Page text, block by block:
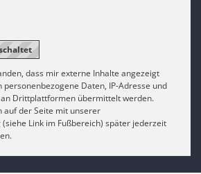
dass mir externe Inhalte angezeigt
Daten, IP-Adresse und
Drittplattformen übermittelt werden.
auf der Seite mit unserer
Link im Fußbereich) später jederzeit